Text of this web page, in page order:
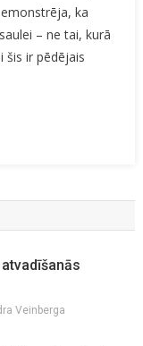
Latvija
ka
– ne tai, kurā
šis ir pēdējais
Veinberga